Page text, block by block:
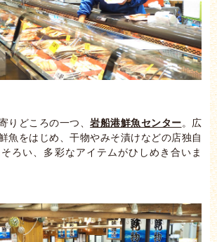
りどころの一つ、岩船港鮮魚センター。広
魚をはじめ、干物やみそ漬けなどの店独自
ろい、多彩なアイテムがひしめき合いま